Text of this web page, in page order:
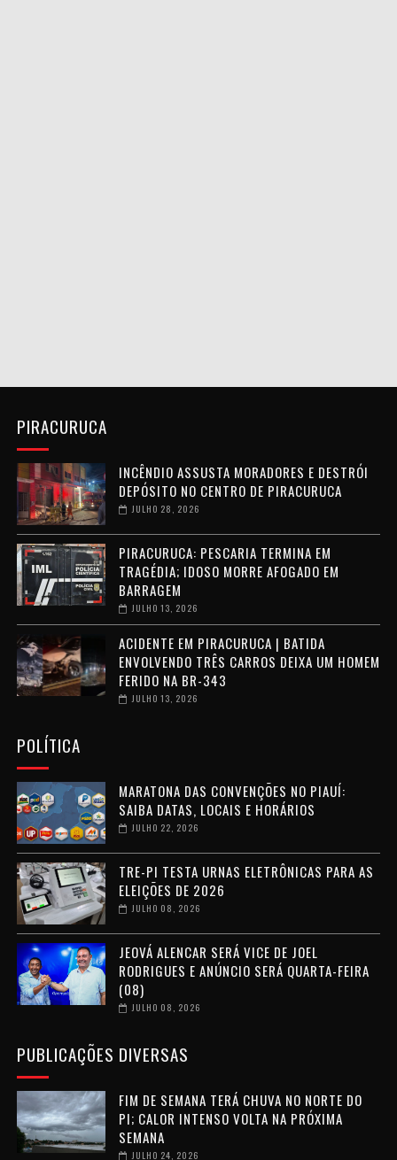
PIRACURUCA
INCÊNDIO ASSUSTA MORADORES E DESTRÓI
DEPÓSITO NO CENTRO DE PIRACURUCA
JULHO 28, 2026
PIRACURUCA: PESCARIA TERMINA EM
TRAGÉDIA; IDOSO MORRE AFOGADO EM
BARRAGEM
JULHO 13, 2026
ACIDENTE EM PIRACURUCA | BATIDA
ENVOLVENDO TRÊS CARROS DEIXA UM HOMEM
FERIDO NA BR-343
JULHO 13, 2026
POLÍTICA
MARATONA DAS CONVENÇÕES NO PIAUÍ:
SAIBA DATAS, LOCAIS E HORÁRIOS
JULHO 22, 2026
TRE-PI TESTA URNAS ELETRÔNICAS PARA AS
ELEIÇÕES DE 2026
JULHO 08, 2026
JEOVÁ ALENCAR SERÁ VICE DE JOEL
RODRIGUES E ANÚNCIO SERÁ QUARTA-FEIRA
(08)
JULHO 08, 2026
PUBLICAÇÕES DIVERSAS
FIM DE SEMANA TERÁ CHUVA NO NORTE DO
PI; CALOR INTENSO VOLTA NA PRÓXIMA
SEMANA
JULHO 24, 2026